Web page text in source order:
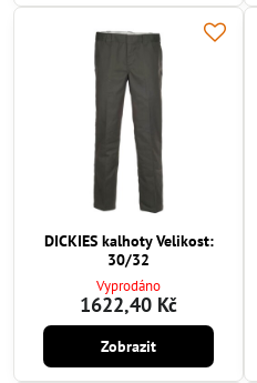
DICKIES kalhoty Velikost:
30/32
Vyprodáno
1622,40 Kč
Zobrazit